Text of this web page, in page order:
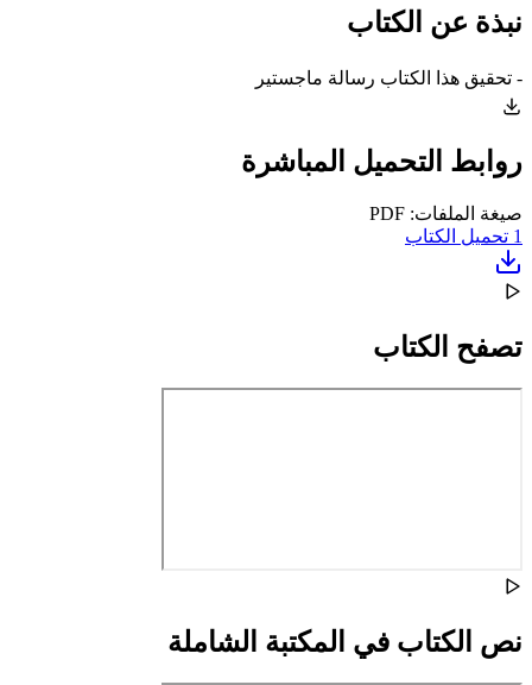
نبذة عن الكتاب
- تحقيق هذا الكتاب رسالة ماجستير
روابط التحميل المباشرة
صيغة الملفات: PDF
1 تحميل الكتاب
تصفح الكتاب
نص الكتاب في المكتبة الشاملة